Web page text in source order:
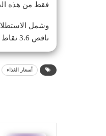
فقط من هذه
ناقص 3.6 نقاط مئوية.
أسعار الغذاء